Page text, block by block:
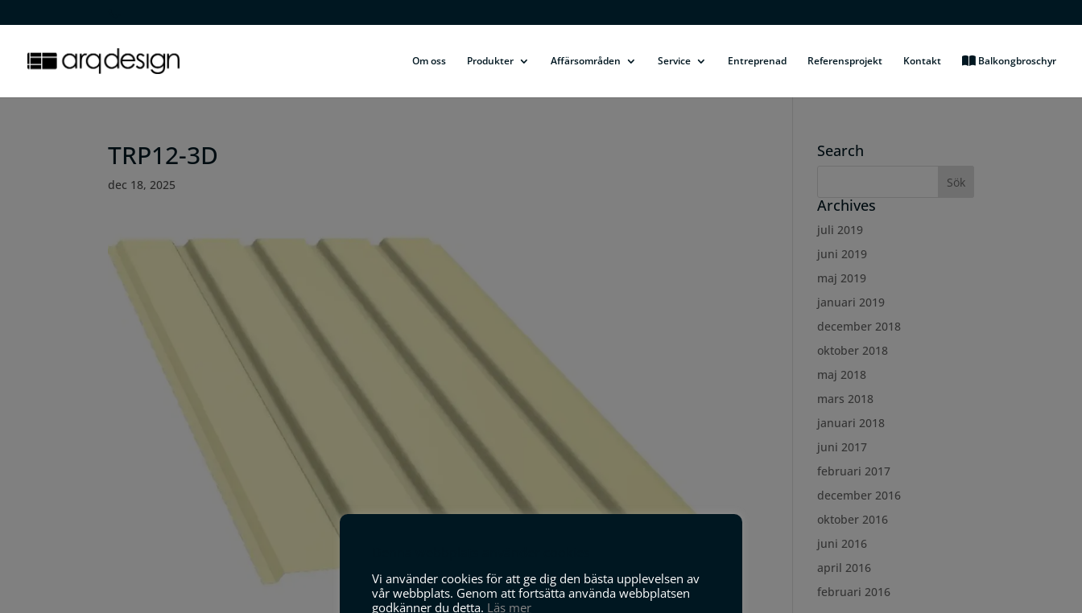
Om oss Produkter Affärsområden Service Entreprenad Referensprojekt Kontakt Balkongbroschyr
TRP12-3D
dec 18, 2025
Search
Archives
juli 2019
juni 2019
maj 2019
januari 2019
december 2018
oktober 2018
maj 2018
mars 2018
januari 2018
juni 2017
februari 2017
december 2016
oktober 2016
juni 2016
april 2016
februari 2016
Vi använder cookies för att ge dig den bästa upplevelsen av
vår webbplats. Genom att fortsätta använda webbplatsen
godkänner du detta. Läs mer